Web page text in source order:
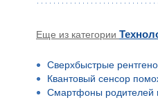
Еще из категории
Сверхбыстрые
Квантовый сенсор
Смартфоны родителей